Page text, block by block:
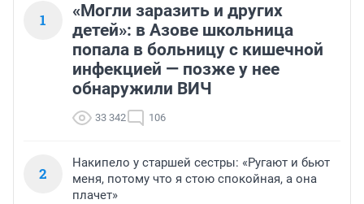
1
«Могли заразить и других
детей»: в Азове школьница
попала в больницу с кишечной
инфекцией — позже у нее
обнаружили ВИЧ
33 342 106
2
Накипело у старшей сестры: «Ругают и бьют
меня, потому что я стою спокойная, а она
плачет»